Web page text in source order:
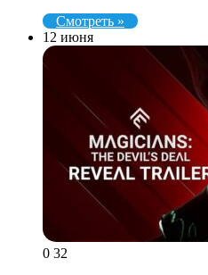
Смотреть »
12 июня
0 32